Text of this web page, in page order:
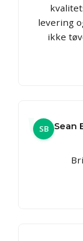
levering
ikke
SB Sean